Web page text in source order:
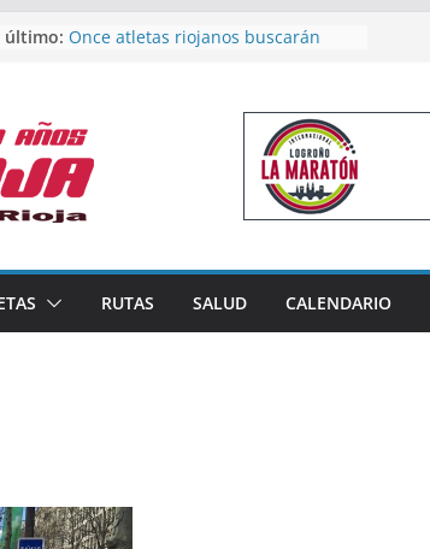
último: Once atletas riojanos buscarán
Un bronce en 4×400 y tres puestos
de finalista cierran la participación
riojana en en Nacional de Málaga
El equipo femenino del Tritones
Rioja alcanza el podio nacional de
Acuatlón en Calahorra
España absoluto en Disco
Calahorra acoge este fin de semana
RUTAS SALUD CALENDARIO